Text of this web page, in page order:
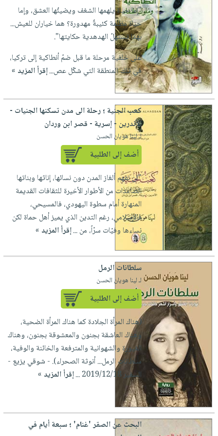
العناية
بالأسنان
الحمية
والتغذية
أدوات
المائدة
الأوعية
والتخزين
أدوات
المطبخ
الأكثر
مبيعاً
العودة
للمدارس
اكسسوارات
كتب
اكسسوارات
منزلية
اكسسوارات
ملابس
مطرزات
حقائب
حلي
عناية
بالذات
صابون
أطفال
مناسبات
مجاني
بنود
مختارة
اشتراكات
كل
الاشتراكات
صندوق
القراءة
iKitab
بلا
حدود
بحث
متقدم
نيل
وفرات
عن
الشركة
سياسة
الشركة
فيديوهات
أسئلة
يتكرر
خدمات
نيل
وفرات
انشر
كتابك
تواصل
معنا
حسابك
لائحة
الأمنيات
عربة
التسوق
الإصدارات
"إما حياة يلهمها الشغف ويضيئُها العشق، وإما
حياة مظلمة كئيبةٌ مهدورة؟ هما خياران للعيش...
بهذا تستهلُ الهدهدية حكايتها".
على خلفية مرحلة ما قبل ضمّ أنطاكية إلى تركيا،
في تلك المنطقة التي شكّل عص...إقرأ المزيد »
كعب الجنية ؛ رحلة الى مدن تسكنها الجنيات -
الأندرين - إسرية - قصر ابن وردان
لـ لينا هويان الحسن
أضف إلى الطلبية
"لن نفهم ألغاز المدن دون نسائها، إناثها وبناتها
الصامدات من الأطوار الأخيرة للثقافات القديمة
المنهارة أمام سطوة اليهودي، فالمسيحي،
فالإسلامي، رغم التدين الذي يميز أهل حماة لكن
نساءها وفيّات سرّاً، من ...إقرأ المزيد »
سلطانات الرمل
لـ لينا هويان الحسن
أضف إلى الطلبية
(هناك المرأة الجلادة كما هناك المرأة الضحية،
وهناك العاشقة بجنون والمعشوقة بجنون، وهناك
الغيورة والشهوانية والمترفعة والخائنة والوفية،
سلطانات الرمل... أنوثة الصحراء). - شوقي يزيع -
السفير 2019/12/18 ...
إقرأ المزيد »
البحث عن الصقر 'غنام' ؛ سبعة أيام في